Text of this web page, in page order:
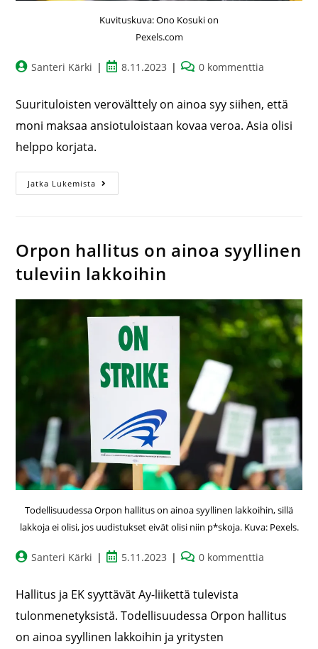
Kuvituskuva: Ono Kosuki on
Pexels.com
Santeri Kärki 8.11.2023 0 kommenttia
Suurituloisten verovälttely on ainoa syy siihen, että
moni maksaa ansiotuloistaan kovaa veroa. Asia olisi
helppo korjata.
Jatka Lukemista
Orpon hallitus on ainoa syyllinen
tuleviin lakkoihin
Todellisuudessa Orpon hallitus on ainoa syyllinen lakkoihin, sillä
lakkoja ei olisi, jos uudistukset eivät olisi niin p*skoja. Kuva: Pexels.
Santeri Kärki 5.11.2023 0 kommenttia
Hallitus ja EK syyttävät Ay-liikettä tulevista
tulonmenetyksistä. Todellisuudessa Orpon hallitus
on ainoa syyllinen lakkoihin ja yritysten